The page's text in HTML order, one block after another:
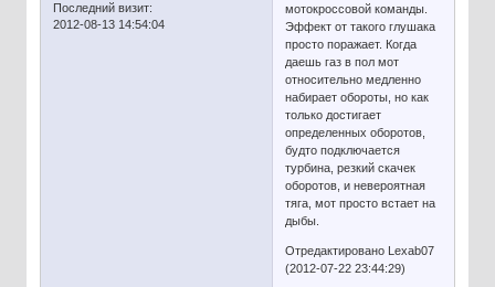
Последний визит:
2012-08-13 14:54:04
мотокроссовой команды.
Эффект от такого глушака
просто поражает. Когда
даешь газ в пол мот
относительно медленно
набирает обороты, но как
только достигает
определенных оборотов,
будто подключается
турбина, резкий скачек
оборотов, и невероятная
тяга, мот просто встает на
дыбы.
Отредактировано Lexab07
(2012-07-22 23:44:29)